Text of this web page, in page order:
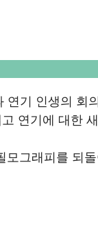
기 인생의 회
연기에 대한
그래피를 되